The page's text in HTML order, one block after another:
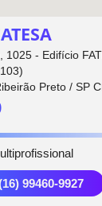
- Edifício
Preto / SP
99460-9927